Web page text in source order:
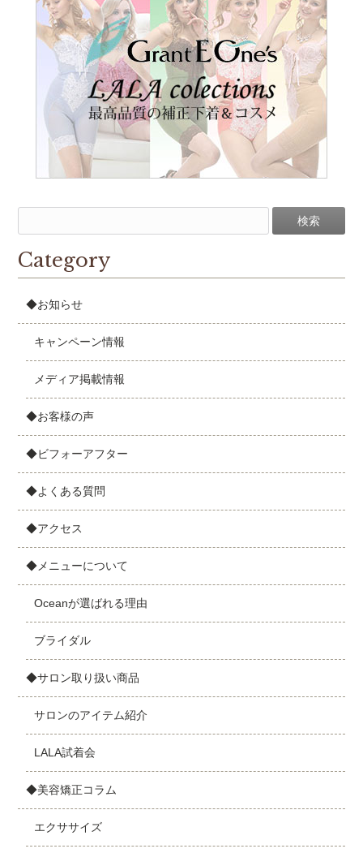
Category
◆お知らせ
キャンペーン情報
メディア掲載情報
◆お客様の声
◆ビフォーアフター
◆よくある質問
◆アクセス
◆メニューについて
Oceanが選ばれる理由
ブライダル
◆サロン取り扱い商品
サロンのアイテム紹介
LALA試着会
◆美容矯正コラム
エクササイズ